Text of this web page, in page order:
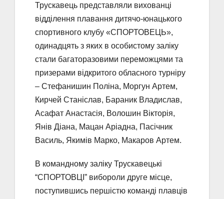
Трускавець представляли вихованці
відділення плавання дитячо-юнацького
спортивного клубу «СПОРТОВЕЦЬ»,
одинадцять з яких в особистому заліку
стали багаторазовими переможцями та
призерами відкритого обласного турніру
– Стефанишин Поліна, Моргун Артем,
Кирчей Станіслав, Бараник Владислав,
Асафат Анастасія, Волошин Вікторія,
Янів Діана, Мацан Аріадна, Пасічник
Василь, Якимів Марко, Макаров Артем.
В командному заліку Трускавецькі
“СПОРТОВЦІ” вибороли друге місце,
поступившись першістю команді плавців